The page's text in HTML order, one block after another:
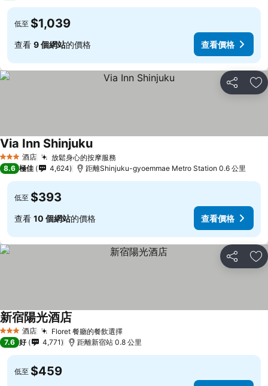
低至 $1,039
查看 9 個網站的價格 查看價格
分享 放
3 星級 酒店 放鬆身心的按摩服務
Via Inn Shinjuku
8.6 極佳 4,624 距離Shinjuku-gyoemmae Metro Station 0.6 公里
低至 $393
查看 10 個網站的價格 查看價格
分享 放
3 星級 酒店 Floret 餐廳的餐飲選擇
新宿陽光酒店
7.6 好 4,771 距離新宿站 0.8 公里
低至 $459